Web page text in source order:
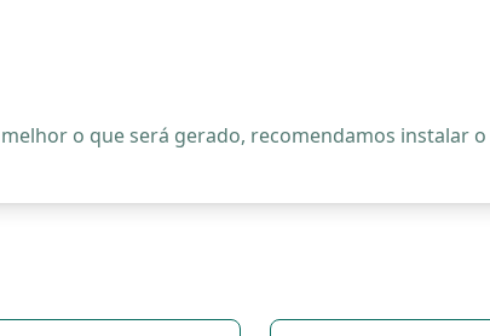
o que será gerado, recomendamos instalar